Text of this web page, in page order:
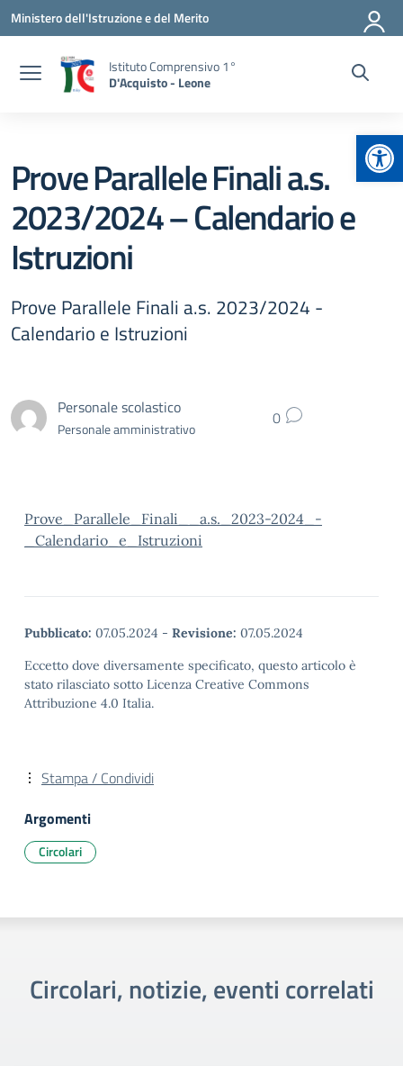
Vai ai contenuti
Vai al menu di navigazione
Vai al footer
Ministero dell'Istruzione e del Merito
Istituto Comprensivo 1°
D'Acquisto - Leone
Prove Parallele Finali a.s.
2023/2024 – Calendario e
Istruzioni
Prove Parallele Finali a.s. 2023/2024 -
Calendario e Istruzioni
Personale scolastico
Personale amministrativo 0
Prove_Parallele_Finali__a.s._2023-2024_-
_Calendario_e_Istruzioni
Pubblicato: 07.05.2024 - Revisione: 07.05.2024
Eccetto dove diversamente specificato, questo articolo è
stato rilasciato sotto Licenza Creative Commons
Attribuzione 4.0 Italia.
Stampa / Condividi
Argomenti
Circolari
Circolari, notizie, eventi correlati